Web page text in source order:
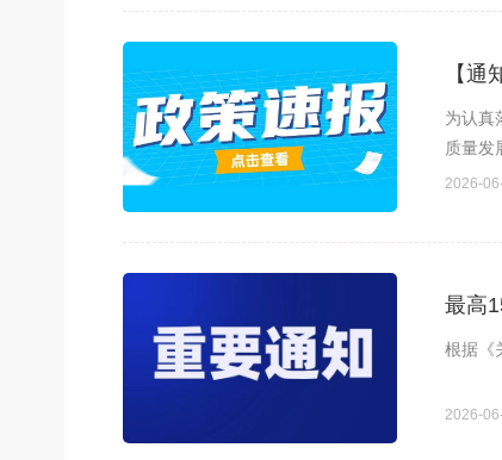
【
为认真
质量发
的工作
新业
2026-
最高
根据《
2026-